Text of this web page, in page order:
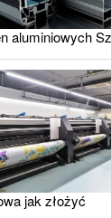
aluminiowych
jak złożyć